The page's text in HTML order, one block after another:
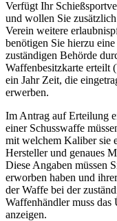
Verfügt Ihr
und wollen Sie
Verein weitere
benötigen Sie hierzu
zuständigen Behörde
Waffenbesitzkarte erteilt
ein Jahr Zeit, die
erwerben.
Im Antrag auf Erteilung
einer Schusswaffe
mit welchem Kaliber sie
Hersteller und genaues
Diese Angaben müssen
erworben haben und
der Waffe bei der
Waffenhändler muss das
anzeigen.